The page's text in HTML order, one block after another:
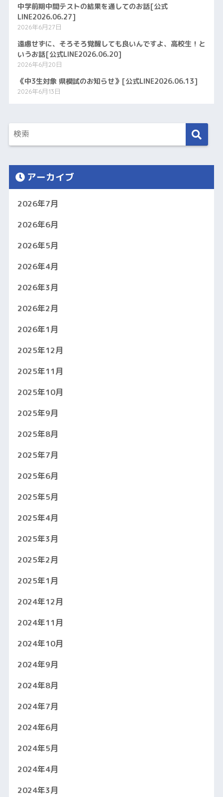
中学前期中間テストの結果を通してのお話[公式
LINE2026.06.27]
2026年6月27日
遠慮せずに、そろそろ覚醒しても良いんですよ、高校生！と
いうお話[公式LINE2026.06.20]
2026年6月20日
《中3生対象 県模試のお知らせ》[公式LINE2026.06.13]
2026年6月13日
アーカイブ
2026年7月
2026年6月
2026年5月
2026年4月
2026年3月
2026年2月
2026年1月
2025年12月
2025年11月
2025年10月
2025年9月
2025年8月
2025年7月
2025年6月
2025年5月
2025年4月
2025年3月
2025年2月
2025年1月
2024年12月
2024年11月
2024年10月
2024年9月
2024年8月
2024年7月
2024年6月
2024年5月
2024年4月
2024年3月